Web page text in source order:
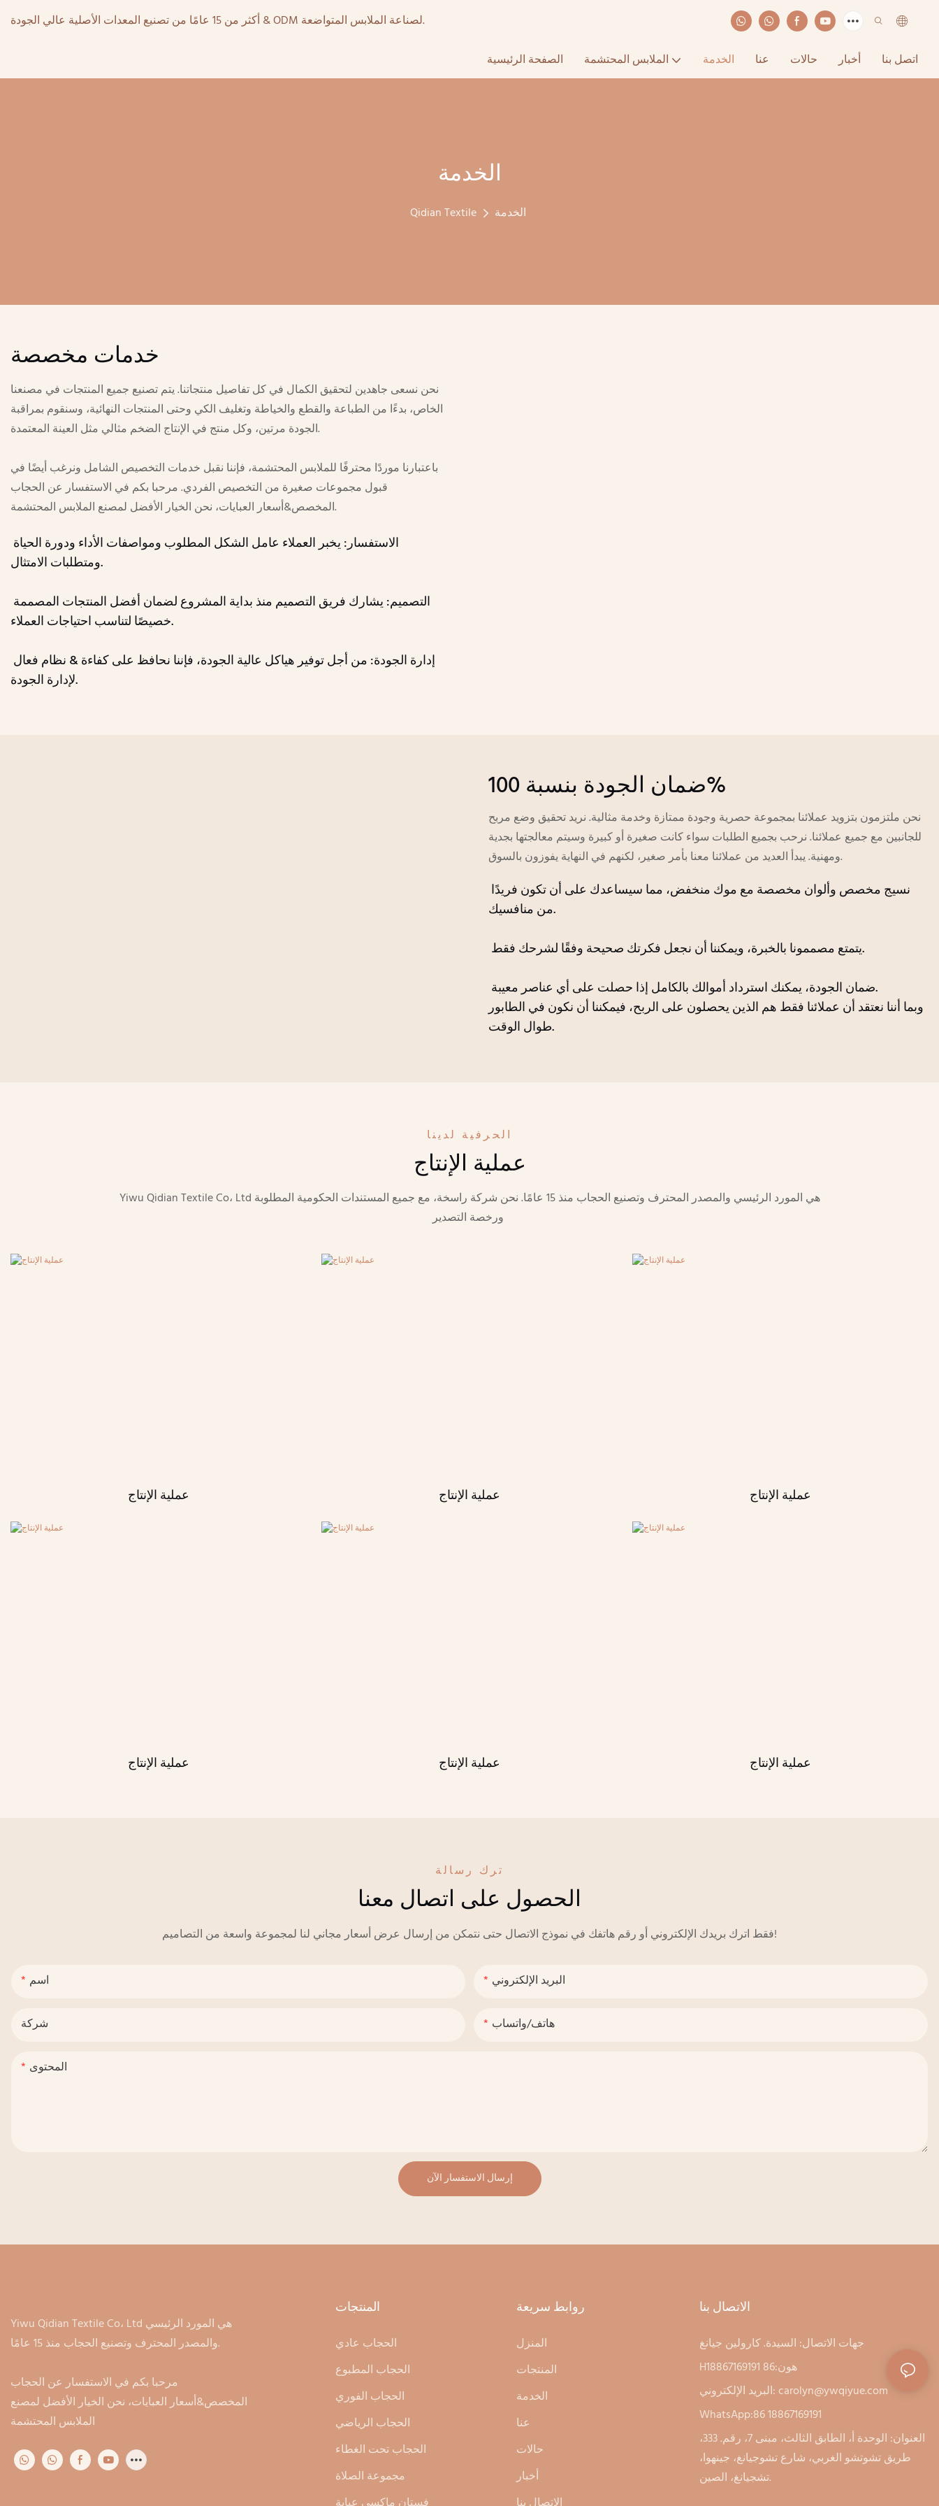
أكثر من 15 عامًا من تصنيع المعدات الأصلية عالي الجودة & ODM لصناعة الملابس المتواضعة.
الصفحة الرئيسية الملابس المحتشمة الخدمة عنا حالات أخبار اتصل بنا
الخدمة
Qidian Textile الخدمة
خدمات مخصصة
نحن نسعى جاهدين لتحقيق الكمال في كل تفاصيل منتجاتنا. يتم تصنيع جميع المنتجات في مصنعنا
الخاص، بدءًا من الطباعة والقطع والخياطة وتغليف الكي وحتى المنتجات النهائية، وسنقوم بمراقبة
الجودة مرتين، وكل منتج في الإنتاج الضخم مثالي مثل العينة المعتمدة.
باعتبارنا موردًا محترفًا للملابس المحتشمة، فإننا نقبل خدمات التخصيص الشامل ونرغب أيضًا في
قبول مجموعات صغيرة من التخصيص الفردي. مرحبا بكم في الاستفسار عن الحجاب
المخصص&أسعار العبايات، نحن الخيار الأفضل لمصنع الملابس المحتشمة.
ومتطلبات الامتثال.
خصيصًا لتناسب احتياجات العملاء.
لإدارة الجودة.
ضمان الجودة بنسبة 100%
نحن ملتزمون بتزويد عملائنا بمجموعة حصرية وجودة ممتازة وخدمة مثالية. نريد تحقيق وضع مربح
للجانبين مع جميع عملائنا. نرحب بجميع الطلبات سواء كانت صغيرة أو كبيرة وسيتم معالجتها بجدية
ومهنية. يبدأ العديد من عملائنا معنا بأمر صغير، لكنهم في النهاية يفوزون بالسوق.
من منافسيك.
يتمتع مصممونا بالخبرة، ويمكننا أن نجعل فكرتك صحيحة وفقًا لشرحك فقط.
ضمان الجودة، يمكنك استرداد أموالك بالكامل إذا حصلت على أي عناصر معيبة.
وبما أننا نعتقد أن عملائنا فقط هم الذين يحصلون على الربح، فيمكننا أن نكون في الطابور
طوال الوقت.
الحرفية لدينا
عملية الإنتاج
Yiwu Qidian Textile Co، Ltd هي المورد الرئيسي والمصدر المحترف وتصنيع الحجاب منذ 15 عامًا. نحن شركة راسخة، مع جميع المستندات الحكومية المطلوبة
عملية الإنتاج عملية الإنتاج عملية الإنتاج
عملية الإنتاج عملية الإنتاج عملية الإنتاج
ترك رسالة
الحصول على اتصال معنا
فقط اترك بريدك الإلكتروني أو رقم هاتفك في نموذج الاتصال حتى نتمكن من إرسال عرض أسعار مجاني لنا لمجموعة واسعة من التصاميم!
اسم البريد الإلكتروني
شركة هاتف/واتساب
المحتوى
إرسال الاستفسار الآن
Yiwu Qidian Textile Co، Ltd هي المورد الرئيسي
والمصدر المحترف وتصنيع الحجاب منذ 15 عامًا.
مرحبا بكم في الاستفسار عن الحجاب
المخصص&أسعار العبايات، نحن الخيار الأفضل لمصنع
الملابس المحتشمة
المنتجات
الحجاب الفوري
الحجاب تحت الغطاء
روابط سريعة
المنزل
المنتجات
الخدمة
عنا
حالات
الاتصال بنا
جهات الاتصال: السيدة. كارولين جيانغ
Hهون:86 18867169191
البريد الإلكتروني:carolyn@ywqiyue.com
WhatsApp:86 18867169191
العنوان: الوحدة أ، الطابق الثالث، مبنى 7، رقم. 333،
طريق تشوتشو الغربي، شارع تشوجيانغ، جينهوا،
تشجيانغ، الصين.